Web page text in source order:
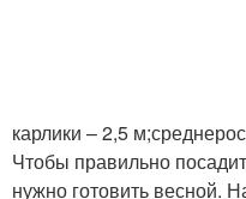
карлики – 2,5
Чтобы правильно
нужно готовить весной.